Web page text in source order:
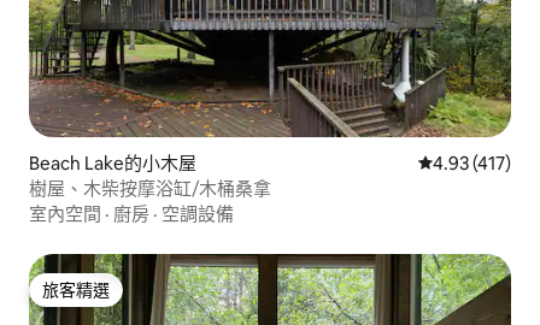
Beach Lake的小木屋 從 417 則評價
4.93 (417)
樹屋、木柴按摩浴缸/木桶桑拿
室內空間 · 廚房 · 空調設備
旅客精選
旅客精選